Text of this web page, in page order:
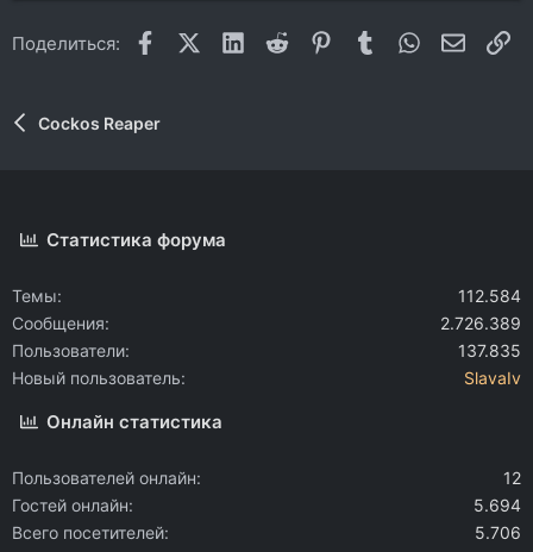
Поделиться: FacebookX (Twitter)
LinkedIn
Reddit Pinterest
Tumblr WhatsApp
Cockos Reaper
Статистика форума
Темы
112.584
Сообщения
2.726.389
Пользователи
137.835
Новый пользователь
SlavaIv
Онлайн статистика
Пользователей онлайн
12
Гостей онлайн
5.694
Всего посетителей
5.706